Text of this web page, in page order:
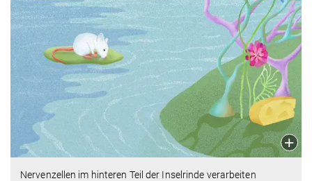
Nervenzellen im hinteren Teil der Inselrinde verarbeiten